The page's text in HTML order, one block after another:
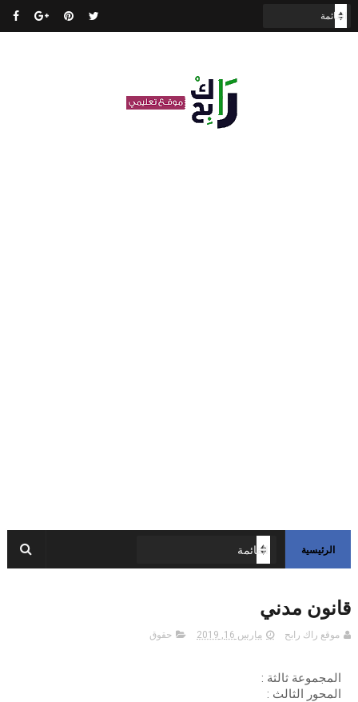
الرئيسية
قانون مدني
موقع راك رابح مارس 16, 2019 حقوق
المجموعة ثالثة :
المحور الثالث :